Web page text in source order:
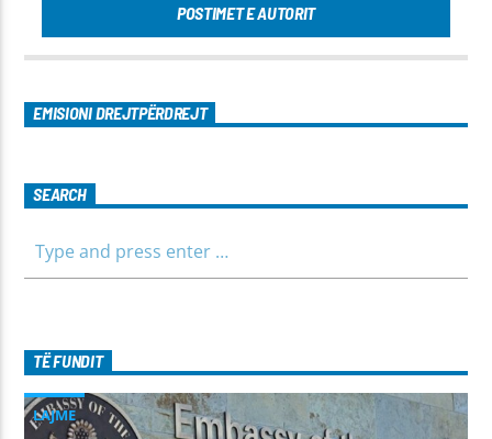
POSTIMET E AUTORIT
EMISIONI DREJTPËRDREJT
SEARCH
TË FUNDIT
LAJME